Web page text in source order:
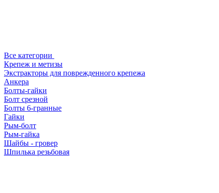
Все категории
Крепеж и метизы
Экстракторы для поврежденного крепежа
Анкера
Болты-гайки
Болт срезной
Болты 6-гранные
Гайки
Рым-болт
Рым-гайка
Шайбы - гровер
Шпилька резьбовая